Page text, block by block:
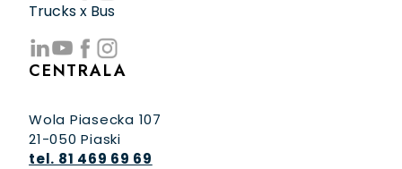
Trucks x Bus
CENTRALA
Wola Piasecka 107
21-050 Piaski
tel. 81 469 69 69